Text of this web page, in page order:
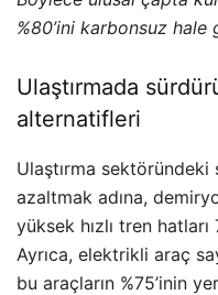
%80’ini karbonsuz hale
Ulaştırmada
alternatifleri
Ulaştırma sektöründeki
azaltmak adına,
yüksek hızlı tren
Ayrıca, elektrikli araç
bu araçların %75’inin